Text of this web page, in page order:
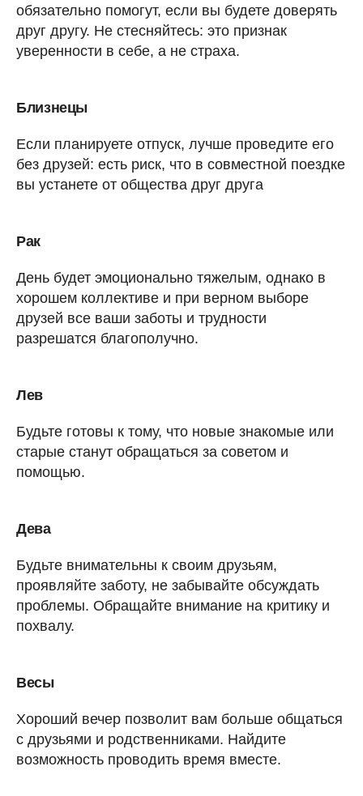
обязательно помогут, если вы будете доверять
друг другу. Не стесняйтесь: это признак
уверенности в себе, а не страха.
Близнецы
Если планируете отпуск, лучше проведите его
без друзей: есть риск, что в совместной поездке
вы устанете от общества друг друга
Рак
День будет эмоционально тяжелым, однако в
хорошем коллективе и при верном выборе
друзей все ваши заботы и трудности
разрешатся благополучно.
Лев
Будьте готовы к тому, что новые знакомые или
старые станут обращаться за советом и
помощью.
Дева
Будьте внимательны к своим друзьям,
проявляйте заботу, не забывайте обсуждать
проблемы. Обращайте внимание на критику и
похвалу.
Весы
Хороший вечер позволит вам больше общаться
с друзьями и родственниками. Найдите
возможность проводить время вместе.